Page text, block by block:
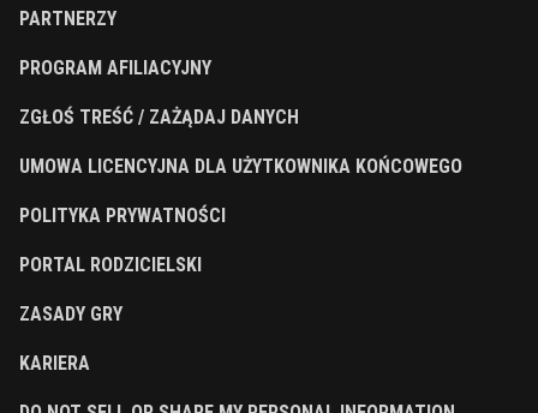
PARTNERZY
PROGRAM AFILIACYJNY
ZGŁOŚ TREŚĆ / ZAŻĄDAJ DANYCH
UMOWA LICENCYJNA DLA UŻYTKOWNIKA KOŃCOWEGO
POLITYKA PRYWATNOŚCI
PORTAL RODZICIELSKI
ZASADY GRY
KARIERA